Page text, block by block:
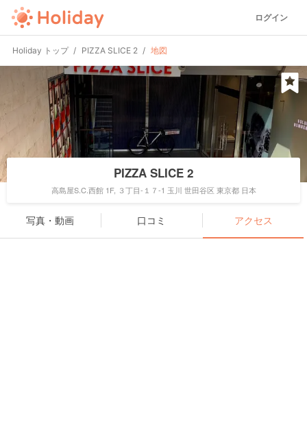
ログイン
Holiday トップ PIZZA SLICE 2 地図
PIZZA SLICE 2
高島屋S.C.西館 1F, ３丁目-１７-1 玉川 世田谷区 東京都 日本
写真・動画 口コミ アクセス